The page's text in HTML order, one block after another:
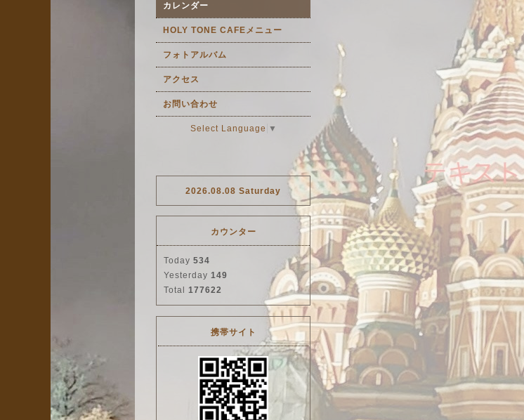
カレンダー
HOLY TONE CAFEメニュー
フォトアルバム
アクセス
お問い合わせ
Select Language ▼
2026.08.08 Saturday
カウンター
Today 534
Yesterday 149
Total 177622
携帯サイト